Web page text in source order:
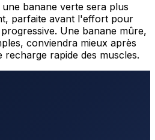
banane verte sera plus
parfaite avant l'effort pour
Une banane mûre,
conviendra mieux après
rapide des muscles.